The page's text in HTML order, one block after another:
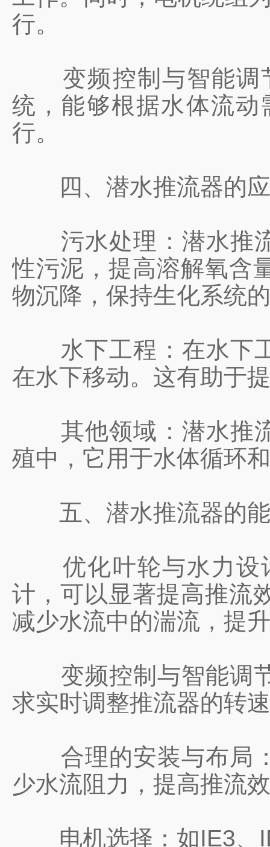
行。
变频控制与智能调节‌
统，能够根据水体流
行。
四、潜水推流器的应
污水处理‌：潜水推流
性污泥，提高溶解氧含
物沉降，保持生化系统
水下工程‌：在水下工
在水下移动。这有助于
其他领域‌：潜水推流
殖中，它用于水体循环
五、潜水推流器的能
优化叶轮与水力设计‌
计，可以显著提高推流
减少水流中的湍流，提
变频控制与智能调节‌
求实时调整推流器的转
合理的安装与布局‌：
少水流阻力，提高推流
电机选择‌：如IE3、